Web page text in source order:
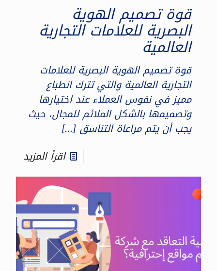
قوة تصميم الهوية
البصرية للعلامات التجارية
العالمية
قوة تصميم الهوية البصرية للعلامات
التجارية العالمية والتي تترك انطباع
مميز في نفوس العملاء عند اختيارها
وتصميمها بالشكل الملائم للمجال، حيث
يجب أن يتم مراعاة التناسق […]
اقرأ المزيد